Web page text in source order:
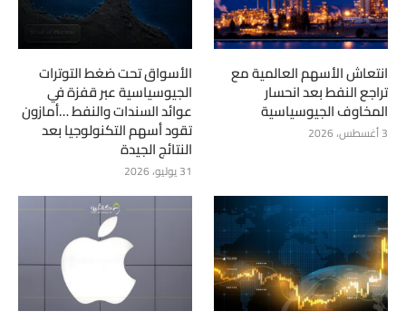
انتعاش الأسهم العالمية مع
تراجع النفط بعد انحسار
المخاوف الجيوسياسية
3 أغسطس، 2026
الأسواق تحت ضغط التوترات
الجيوسياسية عبر قفزة في
عوائد السندات والنفط …أمازون
تقود أسهم التكنولوجيا بعد
النتائج الجيدة
31 يوليو، 2026